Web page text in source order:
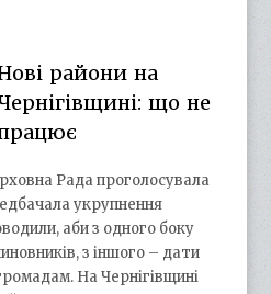
райони на
що не
Рада проголосувала
укрупнення
аби з одного боку
з іншого – дати
На Чернігівщині